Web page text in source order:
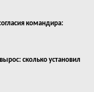
командира:
сколько установил